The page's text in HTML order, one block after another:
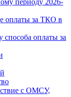
периоду 2026-
оплаты за ТКО в
оплаты за
с ОМСУ,